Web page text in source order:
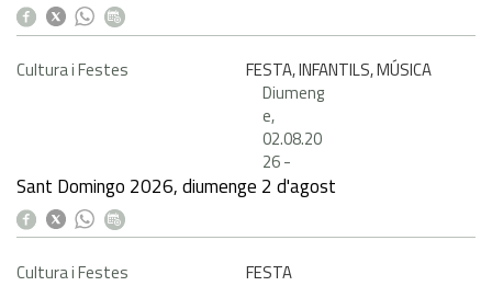
Cultura i Festes
FESTA, INFANTILS, MÚSICA
Diumeng
e,
02.08.20
26-
Sant Domingo 2026, diumenge 2 d'agost
Cultura i Festes
FESTA